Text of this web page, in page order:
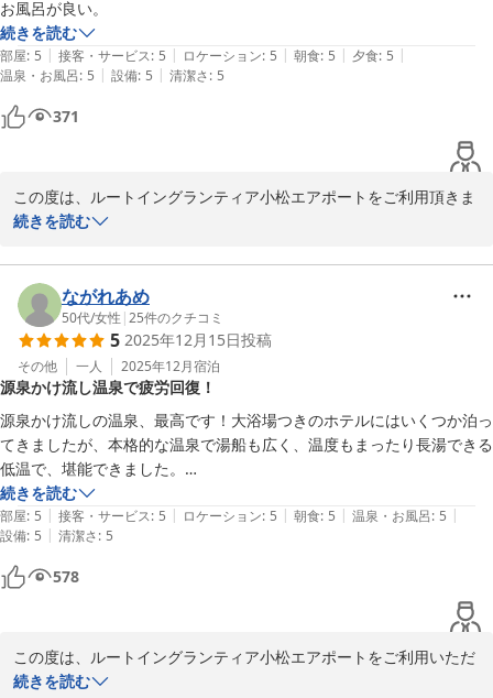
フロント　陳
小松天然温泉ルートイングランティア小松エアポート
2026-03-02
お風呂が良い。
続きを読む
部屋: 5 | 接客・サービス: 5 | ロケーション: 5 | 朝食: 5 | 夕食: 5 |
温泉・お風呂: 5 | 設備: 5 | 清潔さ: 5
371
この度は、ルートイングランティア小松エアポートをご利用頂きま
して、誠にありがとうございます。
当館の温泉施設をご満足いただけたご様子で、大変嬉しく思いま
す。
こちら「あたかの湯」はナトリウム塩化物泉であり、冷え性や疲労
回復などに効果がございます。日頃のお疲れを癒したいお客様に
は、心身ともに温まる至福のひとときをお過ごしいただけることと
存じます。
ご機会がございましたら、ぜひ当ホテルへお運びくださいませ。お
客様のまたのご利用を、心よりお待ち申し上げております。
フロントデスク　陳
小松天然温泉ルートイングランティア小松エアポート
続きを読む
ながれあめ
50代/女性 |25件のクチコミ
5 2025年12月15日投稿
その他 一人 2025年12月宿泊
源泉かけ流し温泉で疲労回復！
源泉かけ流しの温泉、最高です！大浴場つきのホテルにはいくつか泊っ
てきましたが、本格的な温泉で湯船も広く、温度もまったり長湯できる
低温で、堪能できました。
部屋はビズコート（新館）でした。コンパクトな部屋ですが、デスクと
ソファ（ひとり用）があり、PC作業も捗ります。ただ、温泉のある本
館との間が屋外通路なので、湯冷めしないように気をつけてください。
朝食は普通に美味しかったです。コーヒーが部屋に持ち帰れるとなおい
いですね。
ともかくも、温泉のおかげか、かさかさだった指先がしっとりしました
し、肩の凝りもほぐれましたので、また、疲れたら利用したいです。な
お、周辺に飲食店などはありませんが、車で来る場合は、地元スーパー
「マルエー」や、少し足を伸ばして道の駅木場潟あたりで、地元のお惣
続きを読む
部屋: 5 | 接客・サービス: 5 | ロケーション: 5 | 朝食: 5 | 温泉・お風呂: 5 |
設備: 5 | 清潔さ: 5
578
この度は、ルートイングランティア小松エアポートをご利用いただ
きまして、誠にありがとうございます。
続きを読む